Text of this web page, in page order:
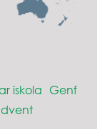
iskola Genf